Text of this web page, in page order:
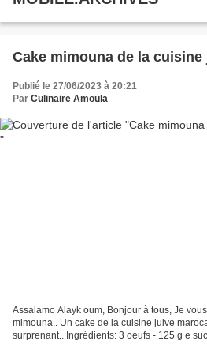
Cake mimouna de la
Publié le 27/06/2023 à 20:21
Par Culinaire Amoula
Assalamo Alayk oum, Bonjour à tous, Je
mimouna.. Un cake de la cuisine juive
surprenant.. Ingrédients: 3 oeufs - 125 g e